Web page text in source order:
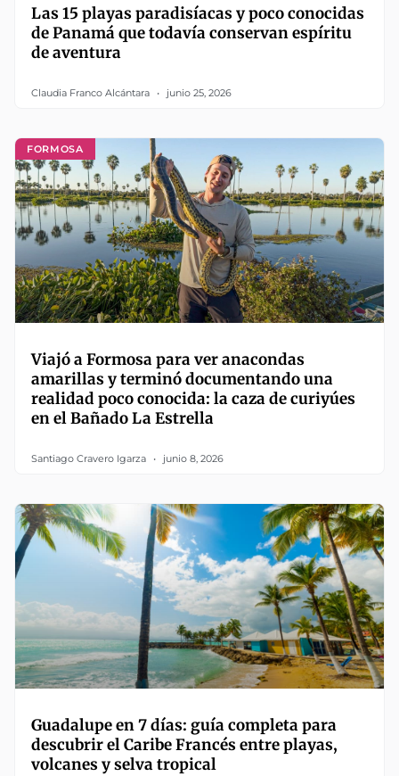
Las 15 playas paradisíacas y poco conocidas
de Panamá que todavía conservan espíritu
de aventura
Claudia Franco Alcántara junio 25, 2026
FORMOSA
Viajó a Formosa para ver anacondas
amarillas y terminó documentando una
realidad poco conocida: la caza de curiyúes
en el Bañado La Estrella
Santiago Cravero Igarza junio 8, 2026
Guadalupe en 7 días: guía completa para
descubrir el Caribe Francés entre playas,
volcanes y selva tropical